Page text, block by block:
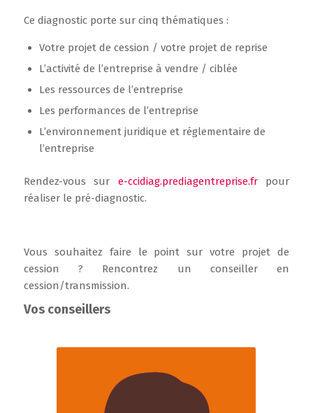
Ce diagnostic porte sur cinq thématiques :
Votre projet de cession / votre projet de reprise
L’activité de l’entreprise à vendre / ciblée
Les ressources de l’entreprise
Les performances de l’entreprise
L’environnement juridique et réglementaire de
l’entreprise
Rendez-vous sur e-ccidiag.prediagentreprise.frpour
réaliser le pré-diagnostic.
Vous souhaitez faire le point sur votre projet de
cession ? Rencontrez un conseiller en
cession/transmission.
Vos conseillers
Marie-Laure RIEUPEYROUX :
Conseiller en Transmission – Reprise